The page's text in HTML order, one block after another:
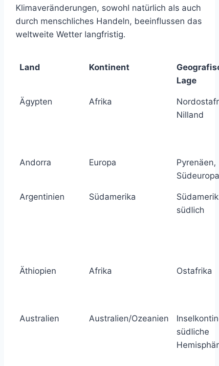
Klimaveränderungen, sowohl natürlich als auch
durch menschliches Handeln, beeinflussen das
weltweite Wetter langfristig.
Land Kontinent
Lage
Ägypten Afrika
Nilland
Andorra Europa
Pyrenäen,
Südeuropa
Argentinien Südamerika
südlich
Äthiopien Afrika Ostafrika
Australien Australien/Ozeanien
südliche